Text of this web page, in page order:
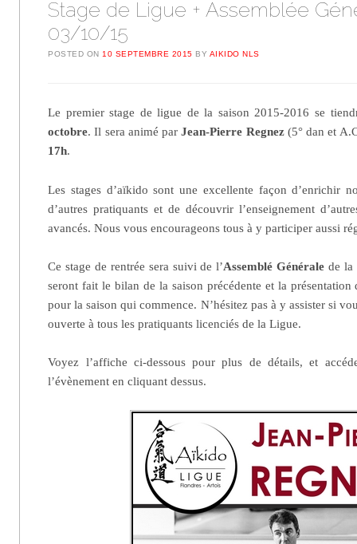
Stage de Ligue + Assemblée
03/10/15
POSTED ON10 SEPTEMBRE 2015 BY AIKIDO NLS
Le premier stage de ligue de la saison 2015-2016 se
octobre. Il sera animé parJean-Pierre Regnez(5° dan et
17h.
Les stages d’aïkido sont une excellente façon d’enrichir
d’autres pratiquants et de découvrir l’enseignement
avancés. Nous vous encourageons tous à y participer aussi
Ce stage de rentrée sera suivi de l’Assemblé Générale de la
seront fait le bilan de la saison précédente et la présentation
pour la saison qui commence. N’hésitez pas à y assister si
ouverte à tous les pratiquants licenciés de la Ligue.
Voyez l’affiche ci-dessous pour plus de détails, et
l’évènement en cliquant dessus.